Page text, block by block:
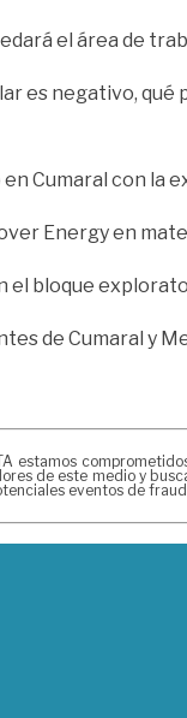
el área de
es negativo,
Cumaral con la
Energy en
el bloque
de Cumaral y
estamos
de este medio y
eventos de